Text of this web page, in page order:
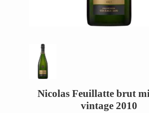
Nicolas Feuillatte brut
vintage 2010